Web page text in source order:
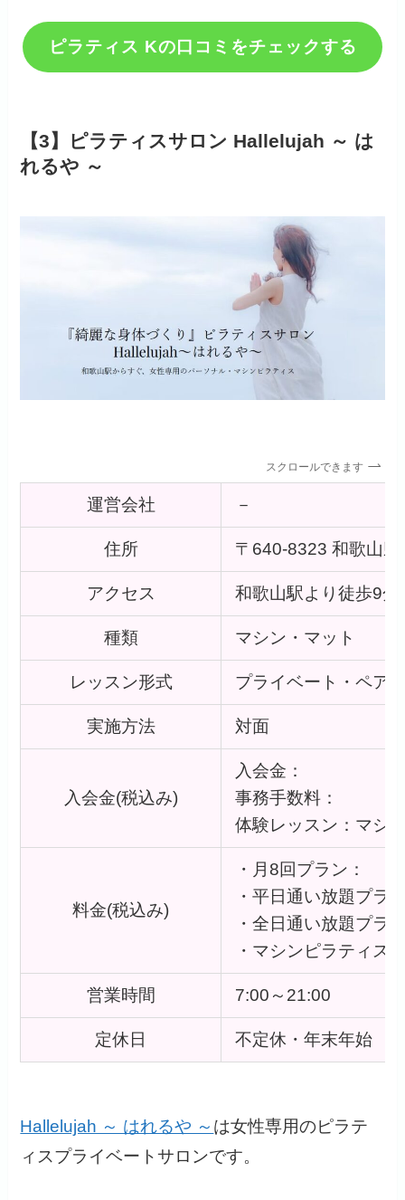
ピラティス Kの口コミをチェックする
【3】ピラティスサロン Hallelujah ～ は
れるや ～
スクロールできます
運営会社 －
住所 〒640-8323 和歌山
アクセス 和歌山駅より徒歩9分
種類 マシン・マット
レッスン形式 プライベート・ペア
実施方法 対面
入会金(税込み)
入会金：
事務手数料：
体験レッスン：マシ
料金(税込み)
・月8回プラン：
・平日通い放題プラ
・全日通い放題プラ
・マシンピラティス
営業時間 7:00～21:00
定休日 不定休・年末年始
Hallelujah ～ はれるや ～ は女性専用のピラテ
ィスプライベートサロンです。